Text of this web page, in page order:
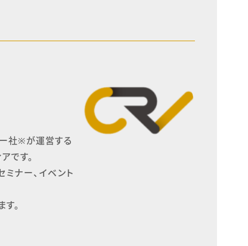
社※が運営する
です。
ナー、イベント
。